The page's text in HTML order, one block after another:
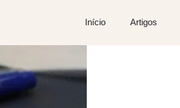
Início Artigos